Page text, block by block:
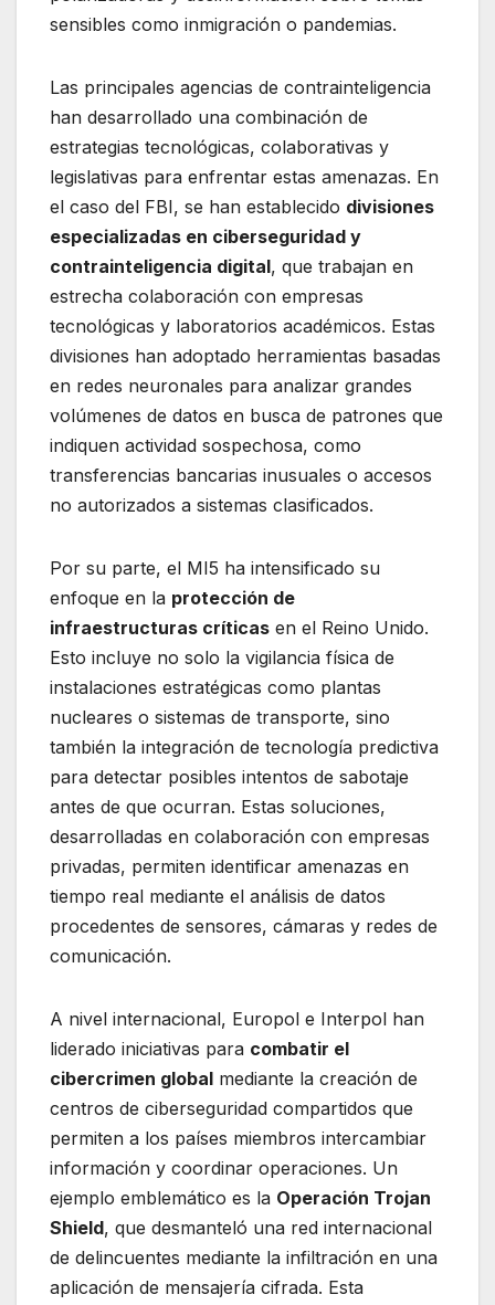
sensibles como inmigración o pandemias.
Las principales agencias de contrainteligencia
han desarrollado una combinación de
estrategias tecnológicas, colaborativas y
legislativas para enfrentar estas amenazas. En
el caso del FBI, se han establecido divisiones
especializadas en ciberseguridad y
contrainteligencia digital, que trabajan en
estrecha colaboración con empresas
tecnológicas y laboratorios académicos. Estas
divisiones han adoptado herramientas basadas
en redes neuronales para analizar grandes
volúmenes de datos en busca de patrones que
indiquen actividad sospechosa, como
transferencias bancarias inusuales o accesos
no autorizados a sistemas clasificados.
Por su parte, el MI5 ha intensificado su
enfoque en la protección de
infraestructuras críticas en el Reino Unido.
Esto incluye no solo la vigilancia física de
instalaciones estratégicas como plantas
nucleares o sistemas de transporte, sino
también la integración de tecnología predictiva
para detectar posibles intentos de sabotaje
antes de que ocurran. Estas soluciones,
desarrolladas en colaboración con empresas
privadas, permiten identificar amenazas en
tiempo real mediante el análisis de datos
procedentes de sensores, cámaras y redes de
comunicación.
A nivel internacional, Europol e Interpol han
liderado iniciativas para combatir el
cibercrimen global mediante la creación de
centros de ciberseguridad compartidos que
permiten a los países miembros intercambiar
información y coordinar operaciones. Un
ejemplo emblemático es la Operación Trojan
Shield, que desmanteló una red internacional
de delincuentes mediante la infiltración en una
aplicación de mensajería cifrada. Esta